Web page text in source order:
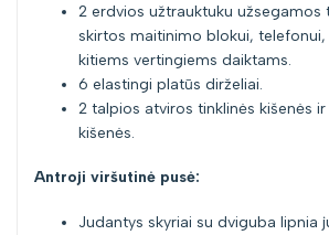
2 erdvios užtrauktuku užsegamos
skirtos maitinimo blokui,
kitiems vertingiems daiktams.
6 elastingi platūs dirželiai.
2 talpios atviros tinklinės kišenės
kišenės.
Antroji viršutinė pusė:
Judantys skyriai su dviguba lipnia